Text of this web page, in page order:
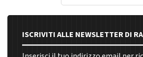
ISCRIVITI ALLE NEWSLETTER DI